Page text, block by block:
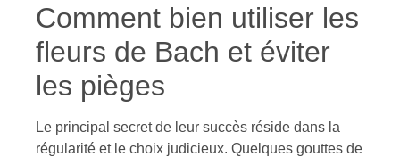
Comment bien utiliser les
fleurs de Bach et éviter
les pièges
Le principal secret de leur succès réside dans la
régularité et le choix judicieux. Quelques gouttes de